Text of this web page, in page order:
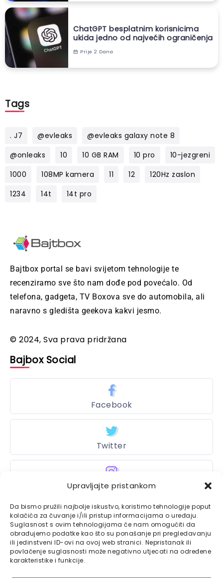
Upravljajte pristankom
Da bismo pružili najbolje iskustvo, koristimo tehnologije poput
kolačića za čuvanje i/ili pristup informacijama o uređaju.
Suglasnost s ovim tehnologijama će nam omogućiti da
obrađujemo podatke kao što su ponašanje pri pregledavanju
ili jedinstveni ID-ovi na ovoj web stranici. Nepristanak ili
povlačenje suglasnosti može negativno utjecati na određene
karakteristike i funkcije.
ChatGPT besplatnim korisnicima
ukida jedno od najvećih ograničenja
Prije 2 Dana
Tags
. J7 @evleaks
@evleaks galaxy note 8
@onleaks
10 10 GB RAM 10 pro
10-jezgreni
1000
108MP kamera 11 12
120Hz zaslon
1234
14t 14t pro
Bajtbox portal se bavi svijetom tehnologije te
recenziramo sve što nam dođe pod povećalo. Od
telefona, gadgeta, TV Boxova sve do automobila, ali
naravno s gledišta geekova kakvi jesmo.
© 2024, Sva prava pridržana
Bajbox Social
Facebook
Twitter
Instagram
Bajtbox
Linkovi
Bajtbox koristi